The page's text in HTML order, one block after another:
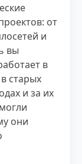
от
и
вы
в
старых
и за их
они